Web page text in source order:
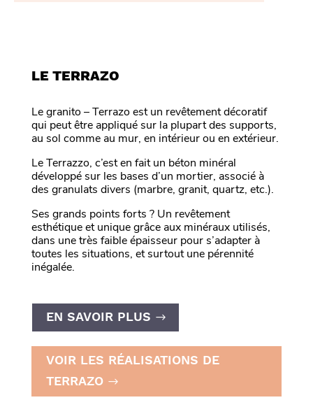
LE TERRAZO
Le granito – Terrazo est un revêtement décoratif
qui peut être appliqué sur la plupart des supports,
au sol comme au mur, en intérieur ou en extérieur.
Le Terrazzo, c’est en fait un béton minéral
développé sur les bases d’un mortier, associé à
des granulats divers (marbre, granit, quartz, etc.).
Ses grands points forts ? Un revêtement
esthétique et unique grâce aux minéraux utilisés,
dans une très faible épaisseur pour s’adapter à
toutes les situations, et surtout une pérennité
inégalée.
EN SAVOIR PLUS
VOIR LES RÉALISATIONS DE
TERRAZO